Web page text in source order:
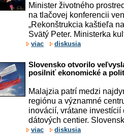
Minister životného
na tlačovej konferencii
„Rekonštrukcia kaštieľa
Svätý Peter. Ministerka
viac diskusia
Slovensko otvorilo
posilniť ekonomické a
Malajzia patrí medzi
regiónu a významné
inovácií, vrátane
dátových centier.
viac diskusia